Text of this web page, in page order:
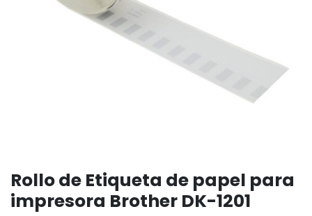
Rollo de Etiqueta de papel para
impresora Brother DK-1201